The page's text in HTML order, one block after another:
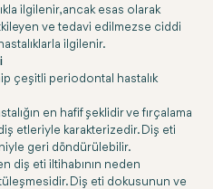
ilgilenir, ancak esas olarak
ve tedavi edilmezse ciddi
ilgilenir.
çeşitli periodontal hastalık
en hafif şeklidir ve fırçalama
diş etleriyle karakterizedir. Diş eti
geri döndürülebilir.
diş eti iltihabının neden
Diş eti dokusunun ve